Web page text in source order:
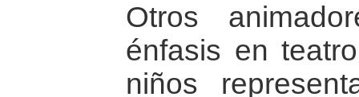
Otros
énfasis en
niños